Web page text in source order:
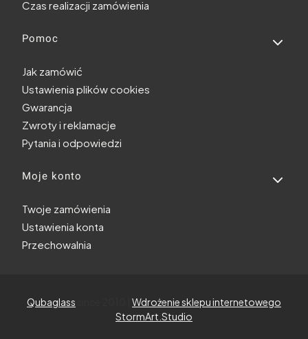
Czas realizacji zamówienia
Pomoc
Jak zamówić
Ustawienia plików cookies
Gwarancja
Zwroty i reklamacje
Pytania i odpowiedzi
Moje konto
Twoje zamówienia
Ustawienia konta
Przechowalnia
Qubaglass
Wdrożenie sklepu internetowego
StormArt.Studio